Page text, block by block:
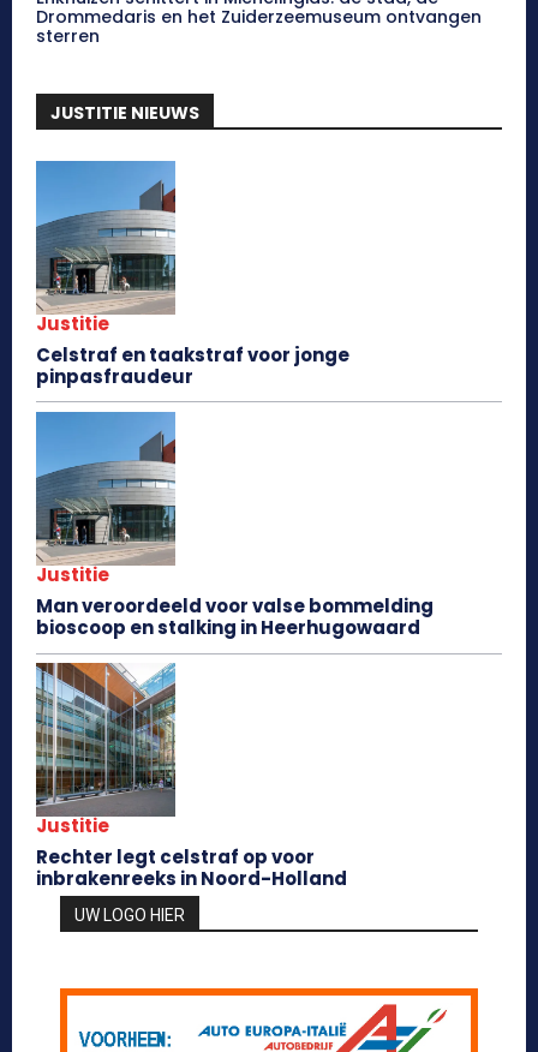
Drommedaris en het Zuiderzeemuseum ontvangen
sterren
JUSTITIE NIEUWS
Justitie
Celstraf en taakstraf voor jonge
pinpasfraudeur
Justitie
Man veroordeeld voor valse bommelding
bioscoop en stalking in Heerhugowaard
Justitie
Rechter legt celstraf op voor
inbrakenreeks in Noord-Holland
UW LOGO HIER